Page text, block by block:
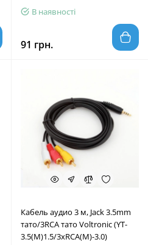
В наявності
91 грн.
Кабель аудио 3 м, Jack 3.5mm
тато/3RCA тато Voltronic (YT-
3.5(M)1.5/3хRCA(M)-3.0)